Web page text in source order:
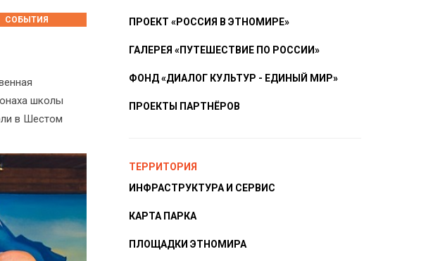
СОБЫТИЯ
школы
в Шестом
ПРОЕКТ «РОССИЯ В ЭТНОМИРЕ»
ГАЛЕРЕЯ «ПУТЕШЕСТВИЕ ПО РОССИИ»
ФОНД «ДИАЛОГ КУЛЬТУР - ЕДИНЫЙ МИР»
ПРОЕКТЫ ПАРТНЁРОВ
ТЕРРИТОРИЯ
ИНФРАСТРУКТУРА И СЕРВИС
КАРТА ПАРКА
ПЛОЩАДКИ ЭТНОМИРА